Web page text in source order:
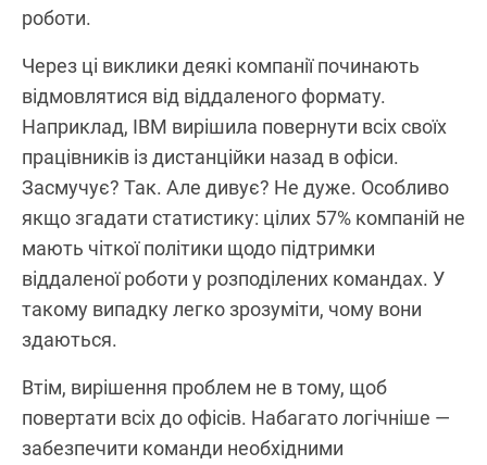
роботи.
Через ці виклики деякі компанії починають
відмовлятися від віддаленого формату.
Наприклад, IBM вирішила повернути всіх своїх
працівників із дистанційки назад в офіси.
Засмучує? Так. Але дивує? Не дуже. Особливо
якщо згадати статистику: цілих 57% компаній не
мають чіткої політики щодо підтримки
віддаленої роботи у розподілених командах. У
такому випадку легко зрозуміти, чому вони
здаються.
Втім, вирішення проблем не в тому, щоб
повертати всіх до офісів. Набагато логічніше —
забезпечити команди необхідними